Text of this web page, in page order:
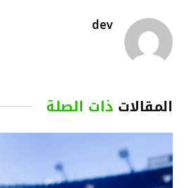
dev
المقالات ذات الصلة